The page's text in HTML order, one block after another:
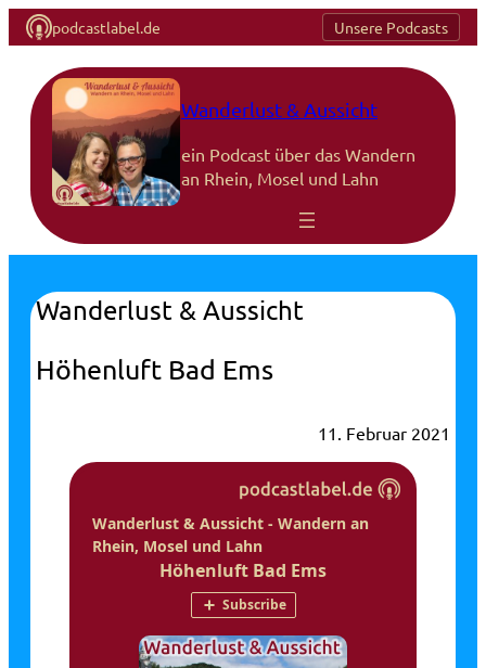
podcastlabel.de Unsere Podcasts
Wanderlust & Aussicht
ein Podcast über das Wandern
an Rhein, Mosel und Lahn
Wanderlust & Aussicht
Höhenluft Bad Ems
11. Februar 2021